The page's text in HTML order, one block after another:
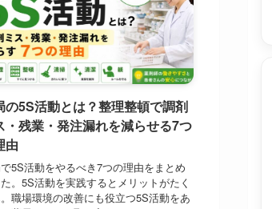
の5S活動とは？整理整頓で調剤
・残業・発注漏れを減らせる7つ
由
5S活動をやるべき7つの理由をまとめ
。5S活動を実践するとメリットがたく
職場環境の改善にも役立つ5S活動をあ